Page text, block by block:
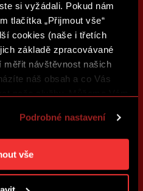
si vyžádali. Pokud nám
tlačítka „Přijmout vše“
cookies (naše i třetích
základě zpracovávané
měřit návštěvnost našich
náš obsah a co Vás
preferencí. Jednotlivé
si můžete nastavit v
cookies si můžete
úpravu provést a další
Podrobné nastavení
vše